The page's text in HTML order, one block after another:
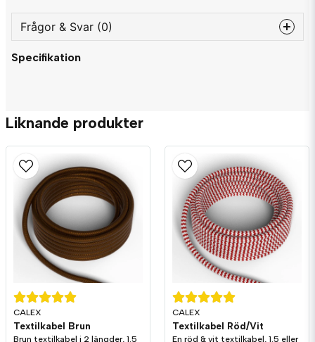
Frågor & Svar (0)
question
Namn
email
Mejladress
Ja, ni får publicera min fråga
Specifikation
Liknande produkter
CALEX
Textilkabel Brun
Brun textilkabel i 2 längder, 1.5
CALEX
Textilkabel Röd/Vit
En röd & vit textilkabel, 1.5 eller